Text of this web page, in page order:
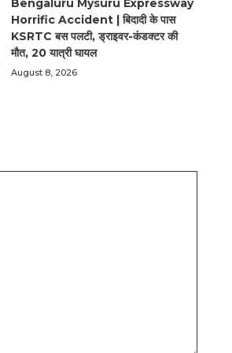
Bengaluru Mysuru Expressway
Horrific Accident | बिदादी के पास
KSRTC बस पलटी, ड्राइवर-कंडक्टर की
मौत, 20 यात्री घायल
August 8, 2026